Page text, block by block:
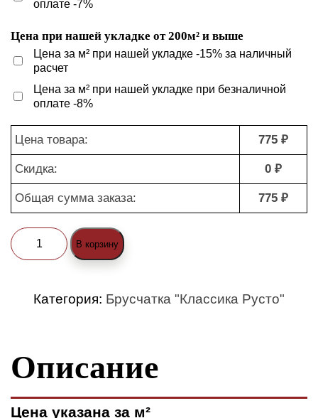
оплате -7%
Цена при нашей укладке от 200м² и выше
Цена за м² при нашей укладке -15% за наличный
расчет
Цена за м² при нашей укладке при безналичной
оплате -8%
Цена товара: 775 ₽
Скидка: 0 ₽
Общая сумма заказа: 775 ₽
Количество
товара
1-
(ColorMix)"
В корзину
Категория: Брусчатка "Классика Русто"
Описание
Цена указана за м²